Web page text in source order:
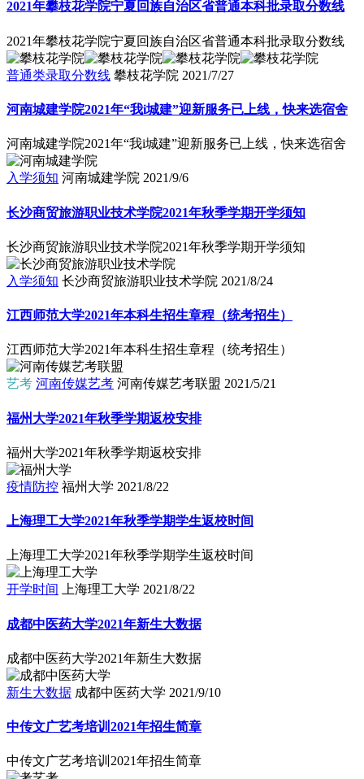
2021年攀枝花学院宁夏回族自治区省普通本科批录取分数线
2021年攀枝花学院宁夏回族自治区省普通本科批录取分数线
普通类录取分数线 攀枝花学院 2021/7/27
河南城建学院2021年“我i城建”迎新服务已上线，快来选宿舍
河南城建学院2021年“我i城建”迎新服务已上线，快来选宿舍
入学须知 河南城建学院 2021/9/6
长沙商贸旅游职业技术学院2021年秋季学期开学须知
长沙商贸旅游职业技术学院2021年秋季学期开学须知
入学须知 长沙商贸旅游职业技术学院 2021/8/24
江西师范大学2021年本科生招生章程（统考招生）
江西师范大学2021年本科生招生章程（统考招生）
艺考 河南传媒艺考 河南传媒艺考联盟 2021/5/21
福州大学2021年秋季学期返校安排
福州大学2021年秋季学期返校安排
疫情防控 福州大学 2021/8/22
上海理工大学2021年秋季学期学生返校时间
上海理工大学2021年秋季学期学生返校时间
开学时间 上海理工大学 2021/8/22
成都中医药大学2021年新生大数据
成都中医药大学2021年新生大数据
新生大数据 成都中医药大学 2021/9/10
中传文广艺考培训2021年招生简章
中传文广艺考培训2021年招生简章